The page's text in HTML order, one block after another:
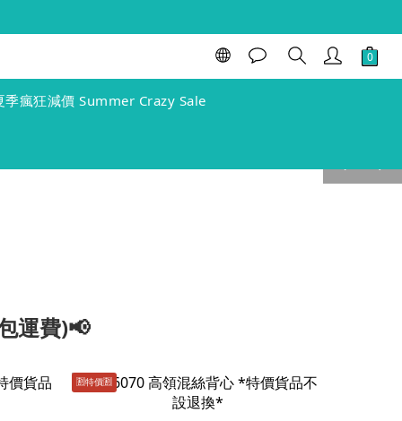
季瘋狂減價 Summer Crazy Sale
運費)📢
🈹️特價🈹️